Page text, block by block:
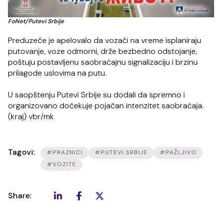
FoNet/Putevi Srbije
Preduzeće je apelovalo da vozači na vreme isplaniraju
putovanje, voze odmorni, drže bezbedno odstojanje,
poštuju postavljenu saobraćajnu signalizaciju i brzinu
prilagode uslovima na putu.
U saopštenju Putevi Srbije su dodali da spremno i
organizovano dočekuje pojačan intenzitet saobraćaja.
(kraj) vbr/mk
Tagovi: #PRAZNICI #PUTEVI SRBIJE
#PAŽLJIVO
#VOZITE
Share: